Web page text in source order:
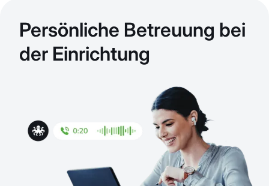
Persönliche Betreuung bei
der Einrichtung